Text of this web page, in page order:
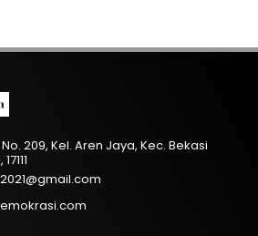
209, Kel. Aren Jaya, Kec. Bekasi